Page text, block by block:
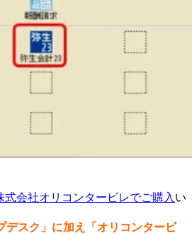
会社オリコンタービレでご購入 い
デスク」に加え「オリコンタービ